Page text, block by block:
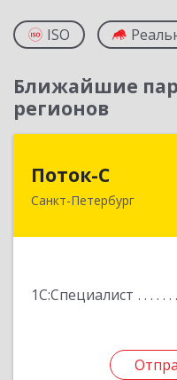
ISO
Ближайшие
регионов
Поток-С
Санкт-Петербург
1С:Специалист
196240, Санкт-